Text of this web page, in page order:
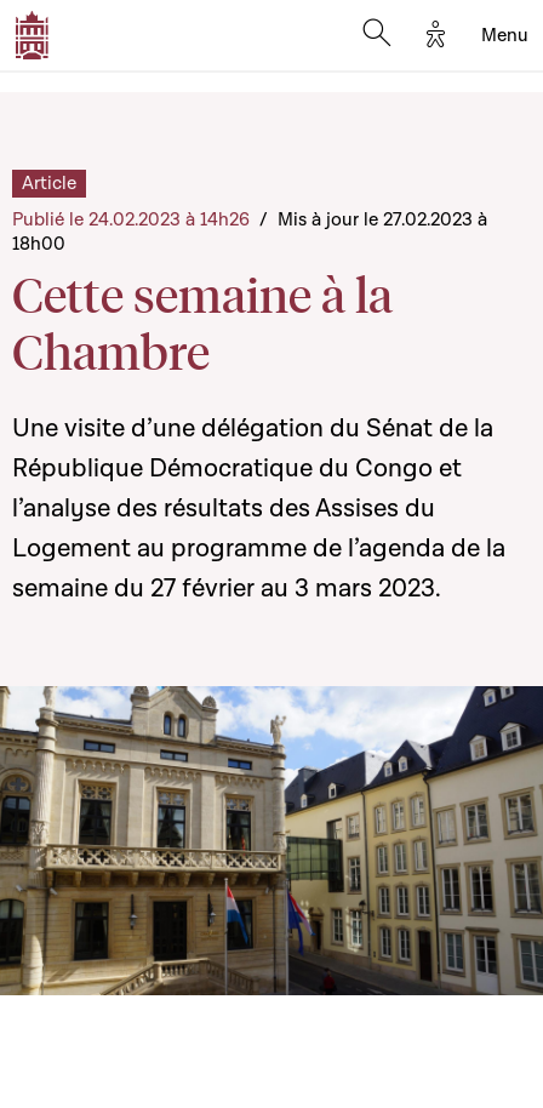
Options
Menu
Cette semaine à la
Chambre
Article
Publié le 24.02.2023 à 14h26 / Mis à jour le 27.02.2023 à
18h00
Une visite d’une délégation du Sénat de la
République Démocratique du Congo et
l’analyse des résultats des Assises du
Logement au programme de l’agenda de la
semaine du 27 février au 3 mars 2023.